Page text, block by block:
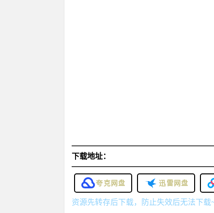
下载地址：
夸克网盘 迅雷网盘
资源先转存后下载，防止失效后无法下载